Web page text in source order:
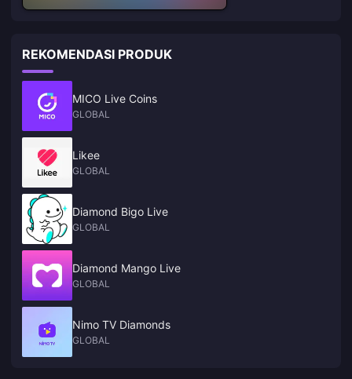
REKOMENDASI PRODUK
MICO Live Coins
GLOBAL
Likee
GLOBAL
Diamond Bigo Live
GLOBAL
Diamond Mango Live
GLOBAL
Nimo TV Diamonds
GLOBAL